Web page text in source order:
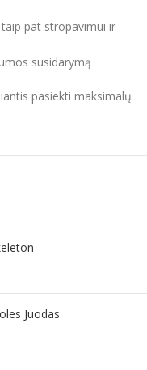
pat stropavimui ir
susidarymą
pasiekti maksimalų
Juodas